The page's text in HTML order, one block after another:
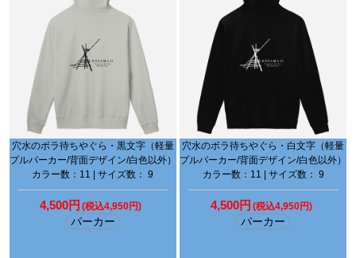
穴水のボラ待ちやぐら・黒文字（軽量
プルパーカー/背面デザイン/白色以外）
カラー数：11 | サイズ数： 9
4,500円 (税込4,950円)
パーカー
穴水のボラ待ちやぐら・白文字（軽量
プルパーカー/背面デザイン/白色以外）
カラー数：11 | サイズ数： 9
4,500円 (税込4,950円)
パーカー